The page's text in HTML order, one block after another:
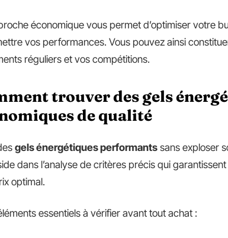
économique vous permet d’optimiser votre
vos performances. Vous pouvez ainsi
réguliers et vos compétitions.
trouver des gels
de qualité
gels énergétiques performants sans exploser
dans l’analyse de critères précis qui
optimal.
essentiels à vérifier avant tout achat :